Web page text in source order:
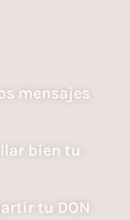
mensajes
bien tu
tu DON